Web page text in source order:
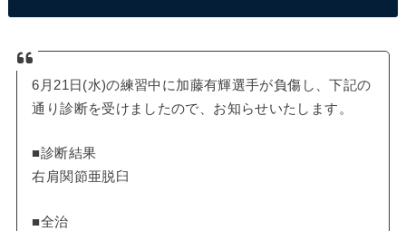
6月21日(水)の練習中に加藤有輝選手が負傷し、下記の
通り診断を受けましたので、お知らせいたします。
■診断結果
右肩関節亜脱臼
■全治